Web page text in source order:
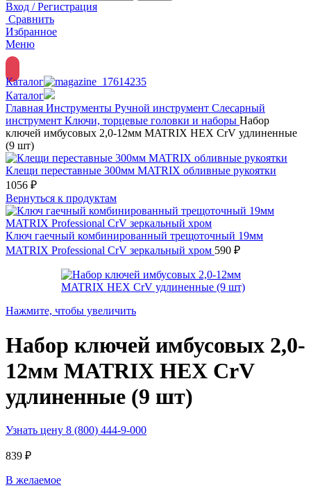
Вход / Регистрация
Сравнить
Избранное
Меню
Каталог
Каталог
Главная Инструменты Ручной инструмент Слесарный
инструмент Ключи, торцевые головки и наборы Набор
ключей имбусовых 2,0-12мм MATRIX HEX CrV удлиненные
(9 шт)
Клещи переставные 300мм MATRIX обливные рукоятки
1056 ₽
Вернуться к продуктам
Ключ гаечный комбинированный трещоточный 19мм
MATRIX Professional CrV зеркальный хром 590 ₽
Нажмите, чтобы увеличить
Набор ключей имбусовых 2,0-
12мм MATRIX HEX CrV
удлиненные (9 шт)
Узнать цену 8 (800) 444-9-000
839 ₽
В желаемое